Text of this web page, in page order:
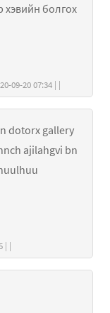
хэвийн болгох
Dalaijargal (зочин) хэзээ бичсэн: 2020-09-20 07:34 | |
dotorx gallery
ajilahgvi bn
Зочин хэзээ бичсэн: 2016-10-25 20:25 | |